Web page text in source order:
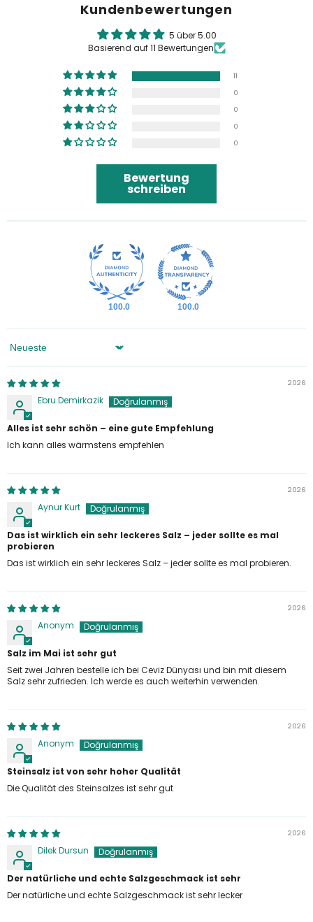
Kundenbewertungen
5 über 5.00
Basierend auf 11 Bewertungen
11
0
0
0
0
Bewertung
schreiben
100.0 100.0
Sortieren Nach
2026
Ebru Demirkazik
Alles ist sehr schön – eine gute Empfehlung
Ich kann alles wärmstens empfehlen
2026
Aynur Kurt
Das ist wirklich ein sehr leckeres Salz – jeder sollte es mal
probieren
Das ist wirklich ein sehr leckeres Salz – jeder sollte es mal probieren.
2026
Anonym
Salz im Mai ist sehr gut
Seit zwei Jahren bestelle ich bei Ceviz Dünyası und bin mit diesem
Salz sehr zufrieden. Ich werde es auch weiterhin verwenden.
2026
Anonym
Steinsalz ist von sehr hoher Qualität
Die Qualität des Steinsalzes ist sehr gut
2026
Dilek Dursun
Der natürliche und echte Salzgeschmack ist sehr
Der natürliche und echte Salzgeschmack ist sehr lecker